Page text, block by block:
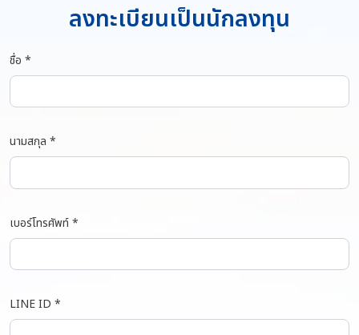
ลงทะเบียนเป็นนักลงทุน
ชื่อ *
นามสกุล *
เบอร์โทรศัพท์ *
LINE ID *